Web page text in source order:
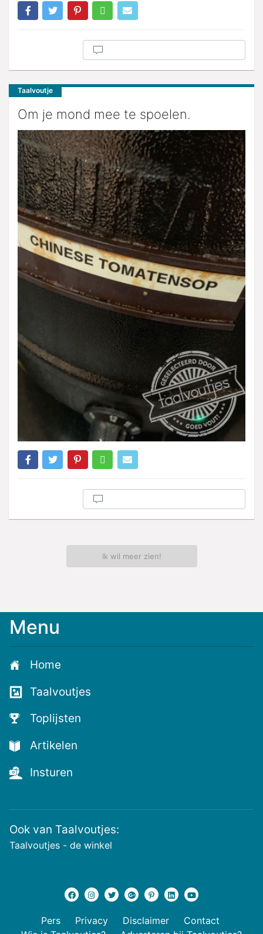
Taalvoutje
Om je mond mee te spoelen.
Ik wil meer zien!
Menu
Home
Taalvoutjes
Toplijsten
Artikelen
Insturen
Ook van Taalvoutjes:
Taalvoutjes - de winkel
Pers Privacy Disclaimer
Contact